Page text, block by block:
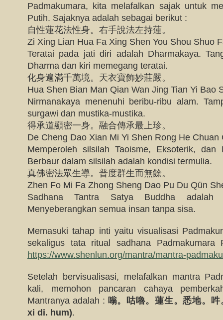
Padmakumara, kita melafalkan sajak untuk
Putih. Sajaknya adalah sebagai berikut :
自性蓮花法性身。右手說法左持蓮。
Zi Xing Lian Hua Fa Xing Shen You Shou Shuo
Teratai pada jati diri adalah Dharmakaya.
Dharma dan kiri memegang teratai.
化身遍滿千萬境。天衣寶飾妙莊嚴。
Hua Shen Bian Man Qian Wan Jing Tian Yi Bao
Nirmanakaya menenuhi beribu-ribu alam.
surgawi dan mustika-mustika.
得承道顯密一身。融合傳承最上珍。
De Cheng Dao Xian Mi Yi Shen Rong He
Memperoleh silsilah Taoisme, Eksoterik,
Berbaur dalam silsilah adalah kondisi termulia.
真佛密法眾生導。普度群生而無餘。
Zhen Fo Mi Fa Zhong Sheng Dao Pu Du Qün
Sadhana Tantra Satya Buddha adalah
Menyeberangkan semua insan tanpa sisa.
Memasuki tahap inti yaitu visualisasi
sekaligus tata ritual sadhana Padmakumara
https://www.shenlun.org/mantra/mantra-
Setelah bervisualisasi, melafalkan mantra
kali, memohon pancaran cahaya
Mantranya adalah : 嗡。咕嚕。蓮生。悉地。
xi di. hum).